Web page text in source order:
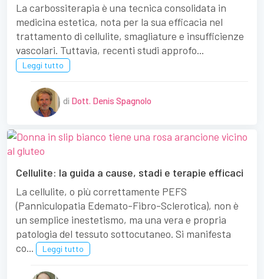
La carbossiterapia è una tecnica consolidata in
medicina estetica, nota per la sua efficacia nel
trattamento di cellulite, smagliature e insufficienze
vascolari. Tuttavia, recenti studi approfo...
Leggi tutto
di Dott. Denis Spagnolo
Cellulite: la guida a cause, stadi e terapie efficaci
La cellulite, o più correttamente PEFS
(Panniculopatia Edemato-Fibro-Sclerotica), non è
un semplice inestetismo, ma una vera e propria
patologia del tessuto sottocutaneo. Si manifesta
co...
Leggi tutto